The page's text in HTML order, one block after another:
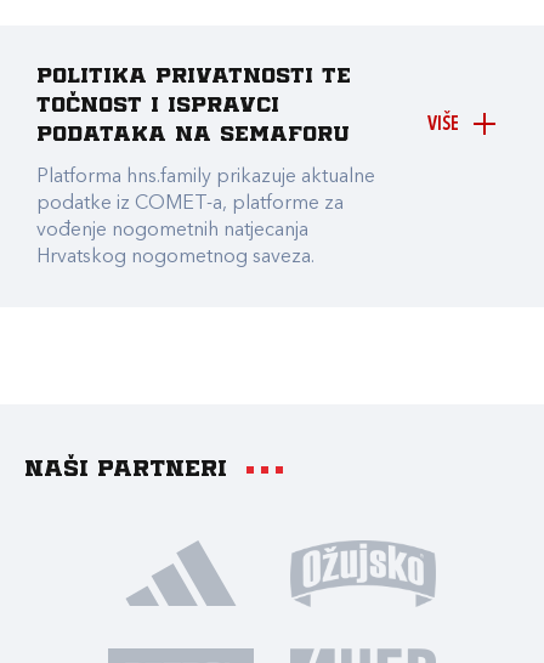
VIŠE
Politika privatnosti te
točnost i ispravci
podataka na Semaforu
Platforma hns.family prikazuje aktualne
podatke iz COMET-a, platforme za
vođenje nogometnih natjecanja
Hrvatskog nogometnog saveza.
Naši partneri